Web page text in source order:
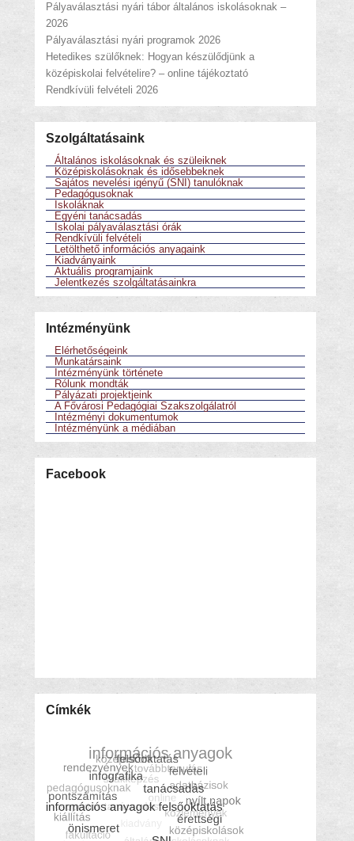
Pályaválasztási nyári tábor általános iskolásoknak –
2026
Pályaválasztási nyári programok 2026
Hetedikes szülőknek: Hogyan készülődjünk a
középiskolai felvételire? – online tájékoztató
Rendkívüli felvételi 2026
Szolgáltatásaink
Általános iskolásoknak és szüleiknek
Középiskolásoknak és idősebbeknek
Sajátos nevelési igényű (SNI) tanulóknak
Pedagógusoknak
Iskoláknak
Egyéni tanácsadás
Iskolai pályaválasztási órák
Rendkívüli felvételi
Letölthető információs anyagaink
Kiadványaink
Aktuális programjaink
Jelentkezés szolgáltatásainkra
Intézményünk
Elérhetőségeink
Munkatársaink
Intézményünk története
Rólunk mondták
Pályázati projektjeink
A Fővárosi Pedagógiai Szakszolgálatról
Intézményi dokumentumok
Intézményünk a médiában
Facebook
Címkék